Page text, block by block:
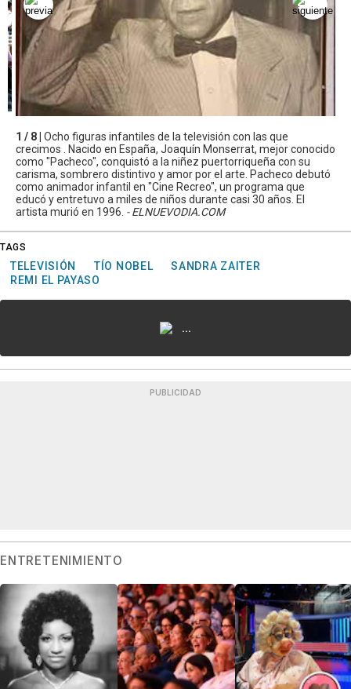
1 / 8 | Ocho figuras infantiles de la televisión con las que
crecimos . Nacido en España, Joaquín Monserrat, mejor conocido
como "Pacheco", conquistó a la niñez puertorriqueña con su
carisma, sombrero distintivo y amor por el arte. Pacheco debutó
como animador infantil en "Cine Recreo", un programa que
educó y entretuvo a miles de niños durante casi 30 años. El
artista murió en 1996. - ELNUEVODIA.COM
TAGS
TELEVISIÓN TÍO NOBEL
SANDRA ZAITER
REMI EL PAYASO
...
PUBLICIDAD
ENTRETENIMIENTO